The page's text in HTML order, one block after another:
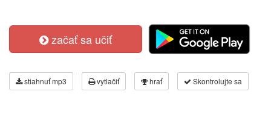
začať sa učiť
stiahnuť mp3 vytlačiť hrať Skontrolujte sa